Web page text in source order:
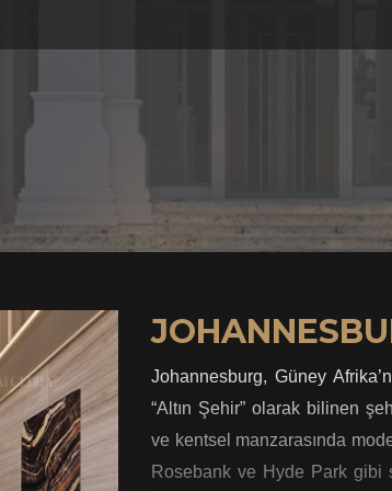
Johannesburg, Güney
“Altın Şehir” olarak bilinen
ve kentsel manzarasında
Rosebank ve Hyde Park gibi